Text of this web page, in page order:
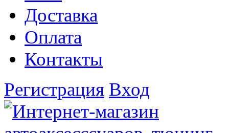
Доставка
Оплата
Контакты
Регистрация Вход